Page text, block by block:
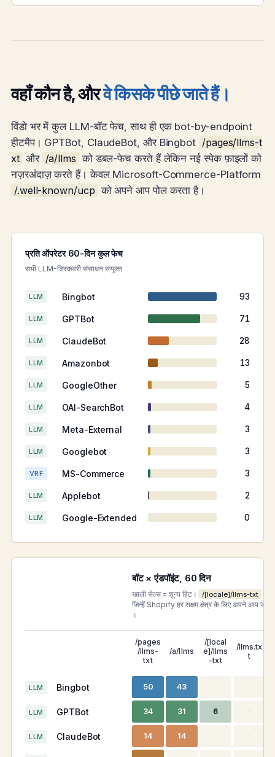
वहाँ कौन है, औरवे किसके पीछे जाते हैं।
विंडो भर में कुल LLM-बॉट फेच, साथ ही एक bot-by-endpoint
हीटमैप। GPTBot, ClaudeBot, और Bingbot /pages/llms-t
xt और /a/llms को डबल-फेच करते हैं लेकिन नई स्पेक फ़ाइलों को
नज़रअंदाज़ करते हैं। केवल Microsoft-Commerce-Platform
/.well-known/ucp को अपने आप पोल करता है।
प्रति ऑपरेटर 60-दिन कुल फेच
सभी LLM-डिस्कवरी संसाधन संयुक्त
Bingbot
LLM 93
GPTBot
LLM 71
ClaudeBot
LLM 28
Amazonbot
LLM 13
GoogleOther
LLM 5
OAI-SearchBot
LLM 4
Meta-External
LLM 3
Googlebot
LLM 3
MS-Commerce
VRF 3
Applebot
LLM 2
Google-Extended
LLM 0
बॉट × एंडपॉइंट, 60 दिन
खाली सेल्स = शून्य हिट। /[locale]/llms-txt
जिन्हें Shopify हर सक्षम क्षेत्र के लिए अपने आप
।
/pages
/llms-
txt
/a/llms
/[local
e]/llms
-txt
/llms.tx
t
Bingbot
LLM 50 43 · ·
GPTBot
LLM 34 31 6 ·
ClaudeBot
LLM 14 14 · ·